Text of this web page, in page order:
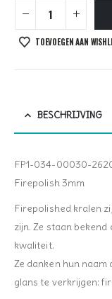
TOEVOEGEN AAN
BESCHRIJVING
FP1-034-00030-
Firepolish 3mm
Firepolished kralen
zijn. Ze staan
kwaliteit.
Ze danken hun
glans te verkrijgen: